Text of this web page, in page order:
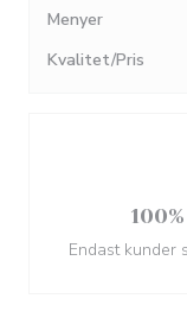
Menyer
Kvalitet/Pris
Endast kunder